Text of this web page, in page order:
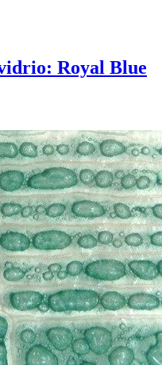
Royal Blue